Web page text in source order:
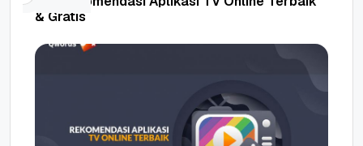
& Gratis